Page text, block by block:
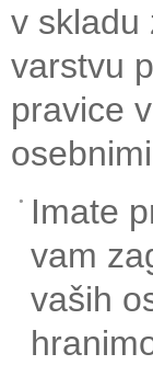
v skladu
varstvu
pravice
Imate
vam
vaših